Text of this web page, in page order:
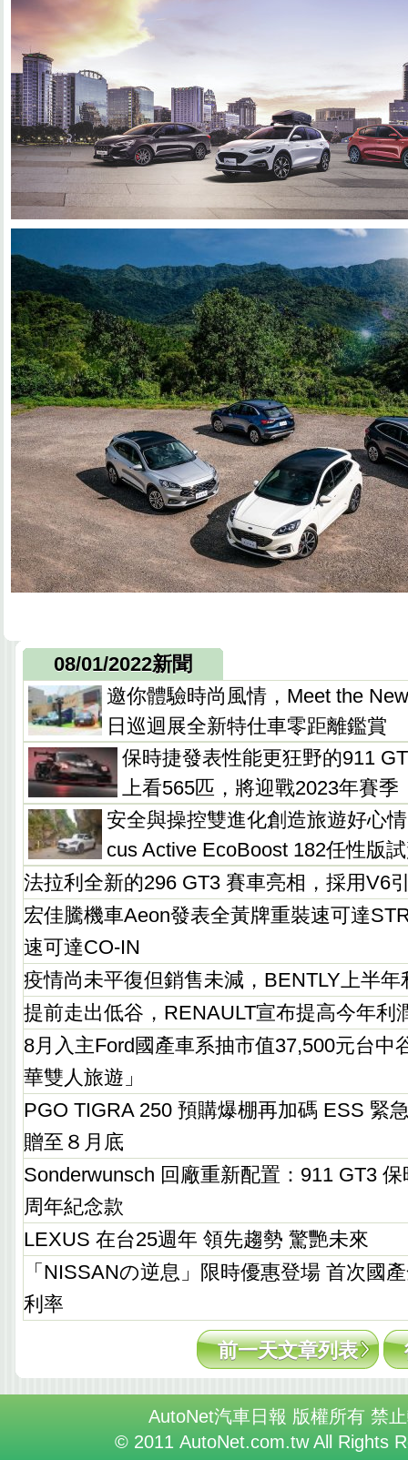
08/01/2022新聞
邀你體驗時尚風情，Meet the
日巡迴展全新特仕車零距離鑑賞
保時捷發表性能更狂野的911
上看565匹，將迎戰2023年賽季
安全與操控雙進化創造旅遊好心
cus Active EcoBoost 182任性版
法拉利全新的296 GT3 賽車亮相，採用V6
宏佳騰機車Aeon發表全黃牌重裝速可達
速可達CO-IN
疫情尚未平復但銷售未減，BENTLY上半年
提前走出低谷，RENAULT宣布提高今年利
8月入主Ford國產車系抽市值37,500元台中
華雙人旅遊」
PGO TIGRA 250 預購爆棚再加碼 ESS 緊
贈至８月底
Sonderwunsch 回廠重新配置：911 GT3
周年紀念款
LEXUS 在台25週年 領先趨勢 驚艷未來
「NISSANの逆息」限時優惠登場 首次國
利率
前一天文章列表
AutoNet汽車日報 版權所有 禁
© 2011 AutoNet.com.tw All Rights